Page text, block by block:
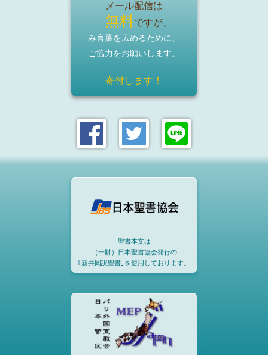
メール配信は
無料ですが、
み言葉を広めるために、
ご協力をお願いします。
寄付します！
聖書本文は
（一財）日本聖書協会発行の
｢新共同訳聖書｣を使用しております。